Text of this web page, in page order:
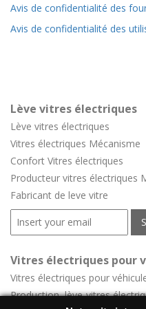
Avis de confidentialité des
Avis de confidentialité des
Lève vitres électriques
Lève vitres électriques
Vitres électriques Mécanisme
Confort Vitres électriques
Producteur vitres électriques
Fabricant de leve vitre
Vitres électriques pour
Vitres électriques pour
Production lève-vitres